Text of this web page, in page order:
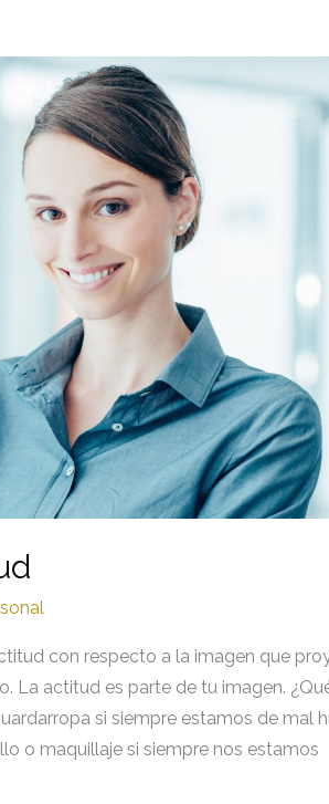
con respecto a la imagen que
La actitud es parte de tu imagen.
si siempre estamos de mal
o maquillaje si siempre nos estamos